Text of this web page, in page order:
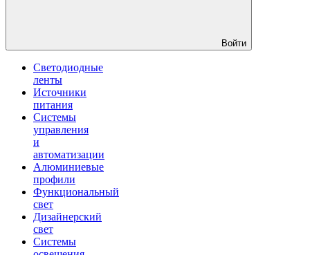
Войти
Светодиодные
ленты
Источники
питания
Системы
управления
и
автоматизации
Алюминиевые
профили
Функциональный
свет
Дизайнерский
свет
Системы